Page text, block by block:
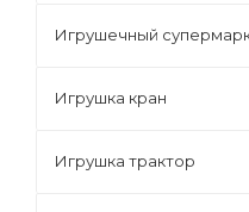
Игрушечный
Игрушка кран
Игрушка трактор